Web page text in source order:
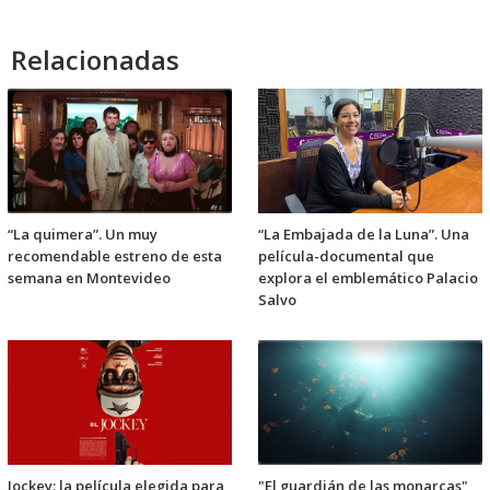
Relacionadas
“La quimera”. Un muy
recomendable estreno de esta
semana en Montevideo
“La Embajada de la Luna”. Una
película-documental que
explora el emblemático Palacio
Salvo
Jockey: la película elegida para
"El guardián de las monarcas"